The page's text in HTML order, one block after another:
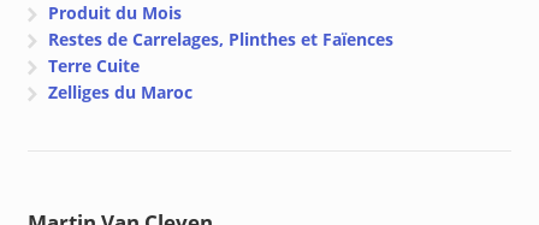
Produit du Mois
Restes de Carrelages, Plinthes et Faïences
Terre Cuite
Zelliges du Maroc